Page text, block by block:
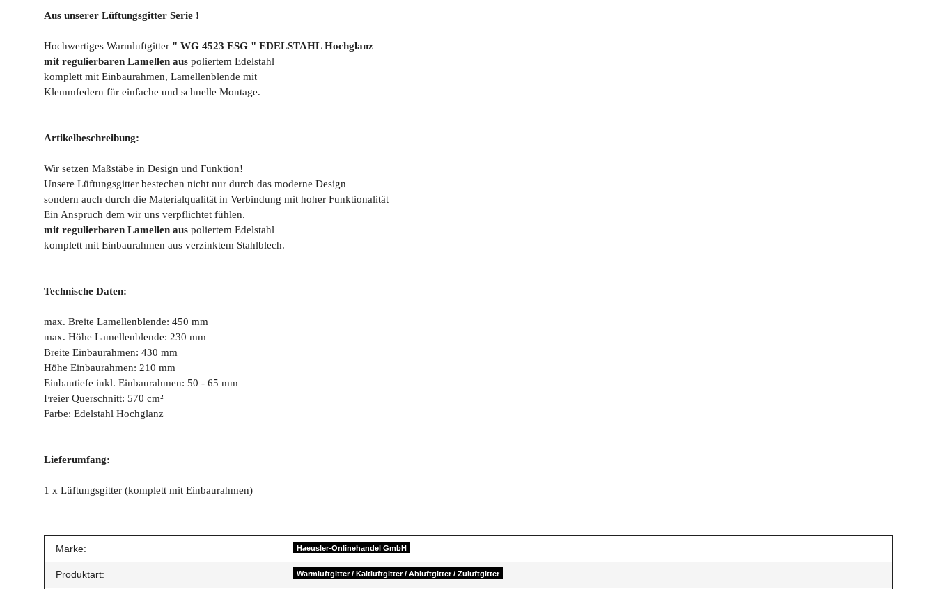
Aus unserer Lüftungsgitter Serie !
Hochwertiges Warmluftgitter " WG 4523 ESG " EDELSTAHL Hochglanz
mit regulierbaren Lamellen aus poliertem Edelstahl
komplett mit Einbaurahmen, Lamellenblende mit
Klemmfedern für einfache und schnelle Montage.
Artikelbeschreibung:
Wir setzen Maßstäbe in Design und Funktion!
Unsere Lüftungsgitter bestechen nicht nur durch das moderne Design
sondern auch durch die Materialqualität in Verbindung mit hoher Funktionalität
Ein Anspruch dem wir uns verpflichtet fühlen.
mit regulierbaren Lamellen aus poliertem Edelstahl
komplett mit Einbaurahmen aus verzinktem Stahlblech.
Technische Daten:
max. Breite Lamellenblende: 450 mm
max. Höhe Lamellenblende: 230 mm
Breite Einbaurahmen: 430 mm
Höhe Einbaurahmen: 210 mm
Einbautiefe inkl. Einbaurahmen: 50 - 65 mm
Freier Querschnitt: 570 cm²
Farbe: Edelstahl Hochglanz
Lieferumfang:
1 x Lüftungsgitter (komplett mit Einbaurahmen)
Produkteigenschaft
Wert
Marke: Haeusler-Onlinehandel GmbH
Produktart: Warmluftgitter / Kaltluftgitter / Abluftgitter / Zuluftgitter